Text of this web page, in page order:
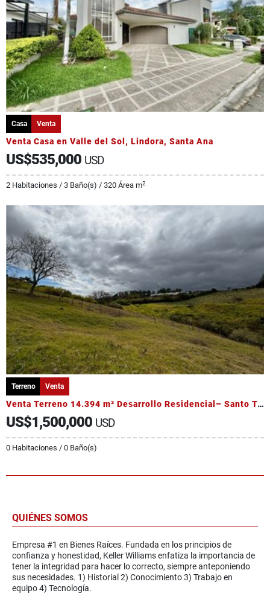
Casa Venta
Venta Casa en Valle del Sol, Lindora, Santa Ana
US$535,000 USD
2 Habitaciones / 3 Baño(s) / 320 Área m2
Terreno Venta
Venta Terreno 14.394 m² Desarrollo Residencial– Santo Tomás, Heredia
US$1,500,000 USD
0 Habitaciones / 0 Baño(s)
QUIÉNES SOMOS
Empresa #1 en Bienes Raíces. Fundada en los principios de
confianza y honestidad, Keller Williams enfatiza la importancia de
tener la integridad para hacer lo correcto, siempre anteponiendo
sus necesidades. 1) Historial 2) Conocimiento 3) Trabajo en
equipo 4) Tecnología.